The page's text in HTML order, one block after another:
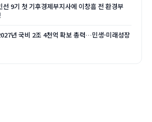
선 9기 첫 기후경제부지사에 이창흠 전 환경부
년 국비 2조 4천억 확보 총력…민생·미래성장